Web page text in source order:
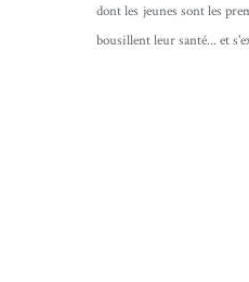
dont les jeunes sont les
bousillent leur santé... et